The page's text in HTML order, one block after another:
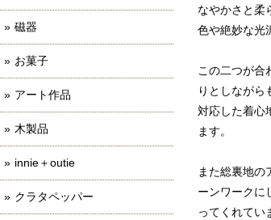
なやかさと柔
色や絶妙な光
この二つが合
りとしながら
対応した着心
ます。
また総裏地の
ーンワークに
ってくれてい
磁器
お菓子
アート作品
木製品
innie＋outie
クラタペッパー